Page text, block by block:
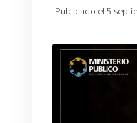
Publicado el 5